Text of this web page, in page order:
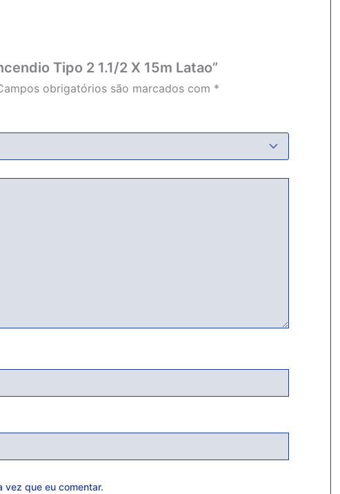
Tipo 2 1.1/2 X 15m Latao”
obrigatórios são marcados com *
vez que eu comentar.